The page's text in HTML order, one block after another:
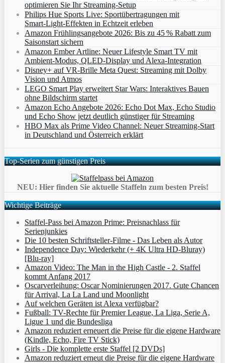
optimieren Sie Ihr Streaming-Setup
Philips Hue Sports Live: Sportübertragungen mit
Smart‑Light‑Effekten in Echtzeit erleben
Amazon Frühlingsangebote 2026: Bis zu 45 % Rabatt zum
Saisonstart sichern
Amazon Ember Artline: Neuer Lifestyle Smart TV mit
Ambient‑Modus, QLED‑Display und Alexa‑Integration
Disney+ auf VR-Brille Meta Quest: Streaming mit Dolby
Vision und Atmos
LEGO Smart Play erweitert Star Wars: Interaktives Bauen
ohne Bildschirm startet
Amazon Echo Angebote 2026: Echo Dot Max, Echo Studio
und Echo Show jetzt deutlich günstiger für Streaming
HBO Max als Prime Video Channel: Neuer Streaming‑Start
in Deutschland und Österreich erklärt
Top-Serien zum günstigen Preis
NEU: Hier finden Sie aktuelle Staffeln zum besten Preis!
Wichtige Beiträge
Staffel-Pass bei Amazon Prime: Preisnachlass für
Serienjunkies
Die 10 besten Schriftsteller-Filme - Das Leben als Autor
Independence Day: Wiederkehr (+ 4K Ultra HD-Bluray)
[Blu-ray]
Amazon Video: The Man in the High Castle - 2. Staffel
kommt Anfang 2017
Oscarverleihung: Oscar Nominierungen 2017. Gute Chancen
für Arrival, La La Land und Moonlight
Auf welchen Geräten ist Alexa verfügbar?
Fußball: TV-Rechte für Premier League, La Liga, Serie A,
Ligue 1 und die Bundesliga
Amazon reduziert erneuert die Preise für die eigene Hardware
(Kindle, Echo, Fire TV Stick)
Girls - Die komplette erste Staffel [2 DVDs]
Amazon reduziert erneut die Preise für die eigene Hardware